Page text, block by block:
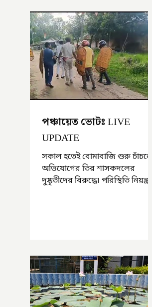
পঞ্চায়েত ভোটঃ LIVE
UPDATE
সকাল হতেই বোমাবাজি শুরু চাঁচলে৷
অভিযোগের তির শাসকদলের
দুষ্কৃতীদের বিরুদ্ধে৷ পরিস্থিতি নিয়ন্ত্রণে